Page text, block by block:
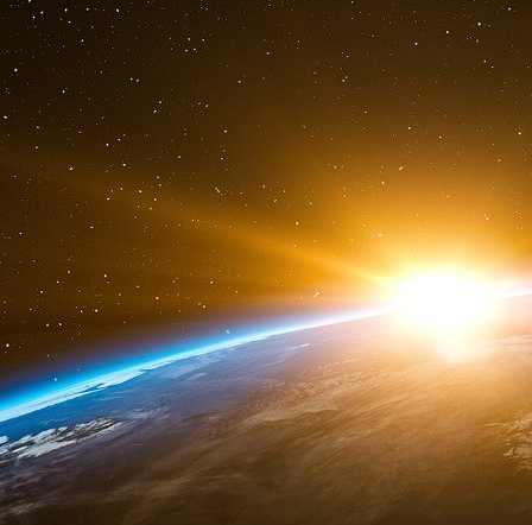
Selon un conseiller de Jacques Chirac qui
connue pour ne pas plaisanter sur ces
même source explique que le président
en sous main, une entrée dans le capital
de 5%.
Ces petites manœuvres n’ont pourtant pas
même si le nouvel actionnaire russe est
contrepoids étatique face à la poussée
l’aéronautique militaire.
En attendant, Valerie M. est toujours en
du groupe. Elle bénéficie toujours de la
Jean-Louis Gergorin qui continuent à faire la
ne peut toujours pas accéder aux laboratoires
Source :bakchich.info
(1) La société EADS est issue de la fusion